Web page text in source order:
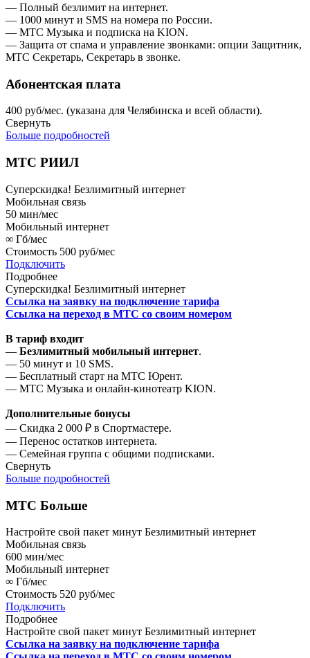
— Полный безлимит на интернет.
— 1000 минут и SMS на номера по России.
— МТС Музыка и подписка на KION.
— Защита от спама и управление звонками: опции Защитник,
МТС Секретарь, Секретарь в звонке.
Абонентская плата
400 руб/мес. (указана для Челябинска и всей области).
Свернуть
Больше подробностей
МТС РИИЛ
Суперскидка! Безлимитный интернет
Мобильная связь
50 мин/мес
Мобильный интернет
∞ Гб/мес
Стоимость 500 руб/мес
Подключить
Подробнее
Суперскидка! Безлимитный интернет
Ссылка на заявку на подключение тарифа
Ссылка на переход в МТС со своим номером
В тариф входит
— Безлимитный мобильный интернет.
— 50 минут и 10 SMS.
— Бесплатный старт на МТС Юрент.
— МТС Музыка и онлайн-кинотеатр KION.
Дополнительные бонусы
— Скидка 2 000 ₽ в Спортмастере.
— Перенос остатков интернета.
— Семейная группа с общими подписками.
Свернуть
Больше подробностей
МТС Больше
Настройте свой пакет минут Безлимитный интернет
Мобильная связь
600 мин/мес
Мобильный интернет
∞ Гб/мес
Стоимость 520 руб/мес
Подключить
Подробнее
Настройте свой пакет минут Безлимитный интернет
Ссылка на заявку на подключение тарифа